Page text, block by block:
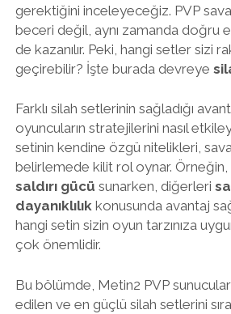
gerektiğini inceleyeceğiz. PVP
beceri değil, aynı zamanda doğru
de kazanılır. Peki, hangi setler sizi
geçirebilir? İşte burada devreye
Farklı silah setlerinin sağladığı
oyuncuların stratejilerini nasıl
setinin kendine özgü nitelikleri,
belirlemede kilit rol oynar. Örneğin,
saldırı gücü sunarken, diğerleri
dayanıklılıkkonusunda avantaj
hangi setin sizin oyun tarzınıza
çok önemlidir.
Bu bölümde, Metin2 PVP
edilen ve en güçlü silah setlerini